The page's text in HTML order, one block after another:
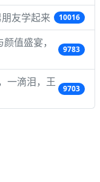
友学起来 10016
值盛宴，
9783
一滴泪，王
9703